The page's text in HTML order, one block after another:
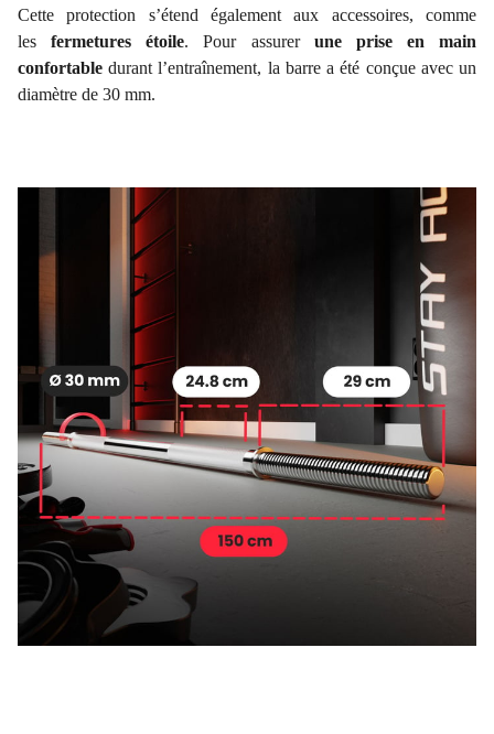
Cette protection s’étend également aux accessoires, comme
les fermetures étoile. Pour assurer une prise en main
confortable durant l’entraînement, la barre a été conçue avec un
diamètre de 30 mm.